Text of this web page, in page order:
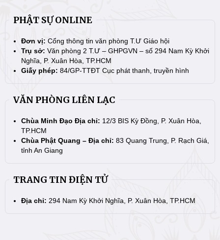
PHẬT SỰ ONLINE
Đơn vị: Cổng thông tin văn phòng T.Ư Giáo hội
Trụ sở: Văn phòng 2 T.Ư – GHPGVN – số 294 Nam Kỳ Khởi
Nghĩa, P. Xuân Hòa, TP.HCM
Giấy phép: 84/GP-TTĐT Cục phát thanh, truyền hình
VĂN PHÒNG LIÊN LẠC
Chùa Minh Đạo Địa chỉ: 12/3 BIS Kỳ Đồng, P. Xuân Hòa,
TP.HCM
Chùa Phật Quang – Địa chỉ: 83 Quang Trung, P. Rạch Giá,
tỉnh An Giang
TRANG TIN ĐIỆN TỬ
Địa chỉ: 294 Nam Kỳ Khởi Nghĩa, P. Xuân Hòa, TP.HCM